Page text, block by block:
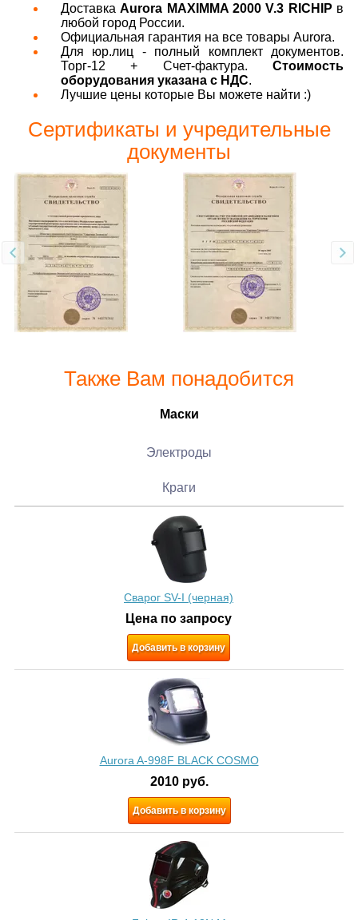
ДоставкаAurora MAXIMMA 2000 V.3 RICHIP в
любой город России.
Официальная гарантия на все товары Aurora.
Для юр.лиц - полный комплект документов.
Торг-12 + Счет-фактура. Стоимость
оборудования указана с НДС.
Лучшие цены которые Вы можете найти :)
Сертификаты и учредительные
документы
Также Вам понадобится
Маски
Электроды
Краги
Сварог SV-I (черная)
Цена по запросу
Добавить в корзину
Aurora A-998F BLACK COSMO
2010 руб.
Добавить в корзину